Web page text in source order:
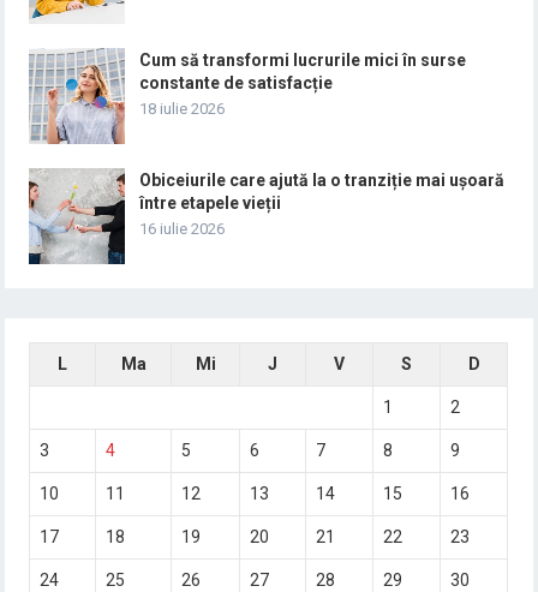
Cum să transformi lucrurile mici în surse
constante de satisfacție
18 iulie 2026
Obiceiurile care ajută la o tranziție mai ușoară
între etapele vieții
16 iulie 2026
L Ma Mi J V S D
1 2
3 4 5 6 7 8 9
10 11 12 13 14 15 16
17 18 19 20 21 22 23
24 25 26 27 28 29 30